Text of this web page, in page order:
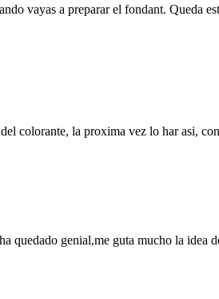
vayas a preparar el fondant. Queda
colorante, la proxima vez lo har asi,
quedado genial,me guta mucho la idea